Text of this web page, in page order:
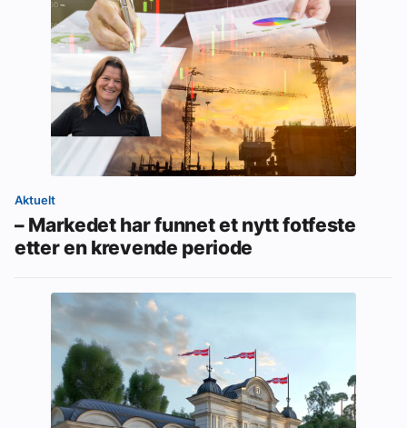
Aktuelt
– Markedet har funnet et nytt fotfeste
etter en krevende periode